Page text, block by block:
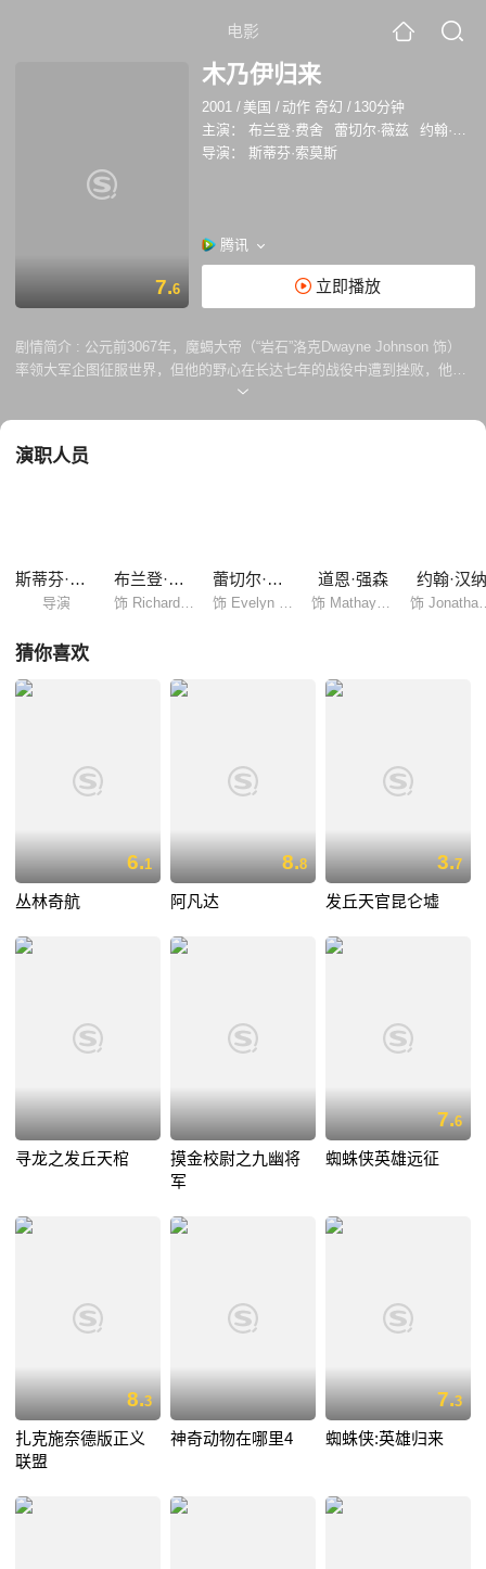
电影
7.6
木乃伊归来
2001 / 美国 / 动作 奇幻 / 130分钟
主演：
布兰登·费舍 蕾切尔·薇兹
约翰·汉纳
导演：
斯蒂芬·索莫斯
腾讯
立即播放
剧情简介 : 公元前3067年，魔蝎大帝（“岩石”洛克Dwayne Johnson 饰）
率领大军企图征服世界，但他的野心在长达七年的战役中遭到挫败，他的
残兵败部进入神圣的阿姆谢沙漠，严酷的环境使得曾经骁勇的战士们接连
神军团也重新沉睡地下。 1933年埃及，瑞克·奥克康纳（布兰登弗雷泽
妇不得不面对新一轮的奇幻大冒险……
演职人员
斯蒂芬·索莫斯
导演
布兰登·费舍 蕾切尔·薇兹 道恩·强森 约翰·汉纳
猜你喜欢
6.1
丛林奇航
8.8
阿凡达
3.7
发丘天官昆仑墟
寻龙之发丘天棺
摸金校尉之九幽将
军
7.6
蜘蛛侠英雄远征
8.3
扎克施奈德版正义
联盟
神奇动物在哪里4
7.3
蜘蛛侠:英雄归来